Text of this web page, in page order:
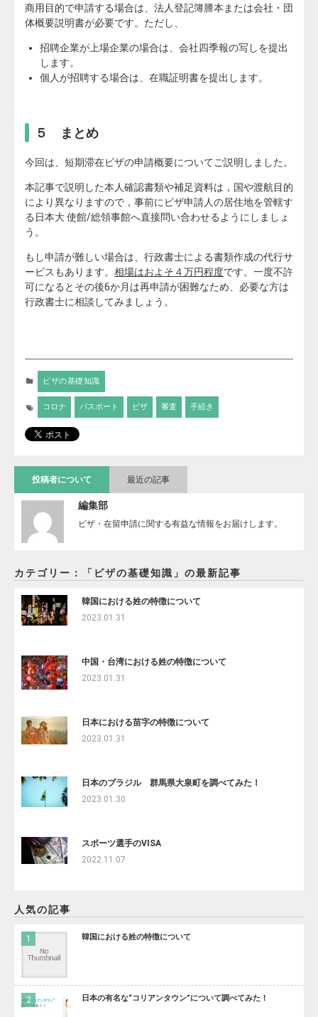
商用目的で申請する場合は、法人登記簿謄本または会社・団
体概要説明書が必要です。ただし、
招聘企業が上場企業の場合は、会社四季報の写しを提出
します。
個人が招聘する場合は、在職証明書を提出します。
５ まとめ
今回は、短期滞在ビザの申請概要についてご説明しました。
本記事で説明した本人確認書類や補足資料は，国や渡航目的
により異なりますので，事前にビザ申請人の居住地を管轄す
る日本大 使館/総領事館へ直接問い合わせるようにしましょ
う。
もし申請が難しい場合は、行政書士による書類作成の代行サ
ービスもあります。 相場はおよそ４万円程度です。一度不許
可になるとその後6か月は再申請が困難なため、必要な方は
行政書士に相談してみましょう。
ビザの基礎知識
コロナ パスポート ビザ 審査 手続き
投稿者について 最近の記事
編集部
ビザ・在留申請に関する有益な情報をお届けします。
カテゴリー：「ビザの基礎知識」の最新記事
韓国における姓の特徴について
2023.01.31
中国・台湾における姓の特徴について
2023.01.31
日本における苗字の特徴について
2023.01.31
日本のブラジル 群馬県大泉町を調べてみた！
2023.01.30
スポーツ選手のVISA
2022.11.07
人気の記事
韓国における姓の特徴について
日本の有名な“コリアンタウン”について調べてみた！